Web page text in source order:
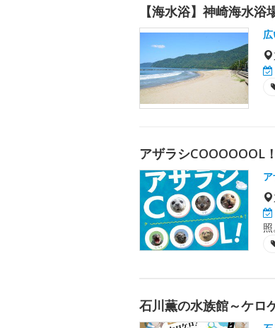
【海水浴】神崎海水浴
アザラシCOOOOOOL！
石川薫の水族館～ケロ